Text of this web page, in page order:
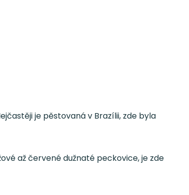
je pěstovaná v Brazílii, zde byla
až červené dužnaté peckovice, je zde